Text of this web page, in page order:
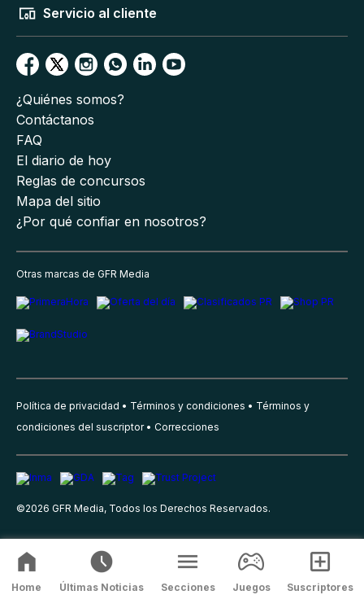
Servicio al cliente
¿Quiénes somos?
Contáctanos
FAQ
El diario de hoy
Reglas de concursos
Mapa del sitio
¿Por qué confiar en nosotros?
Otras marcas de GFR Media
Política de privacidad Términos y condiciones
Términos y
condiciones del suscriptor
Correcciones
©2026 GFR Media, Todos los Derechos Reservados.
Home Últimas Noticias Secciones Juegos Suscriptores